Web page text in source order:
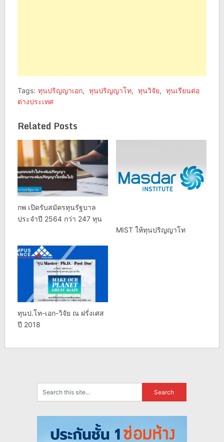
Tags: ทุนปริญญาเอก, ทุนปริญญาโท, ทุนวิจัย, ทุนเรียนต่อ
ต่างประเทศ
Related Posts
กพ เปิดรับสมัครทุนรัฐบาล
ประจำปี 2564 กว่า 247 ทุน
MIST ให้ทุนปริญญาโท
ทุนป.โท-เอก-วิจัย ณ ฝรั่งเศส
ปี 2018